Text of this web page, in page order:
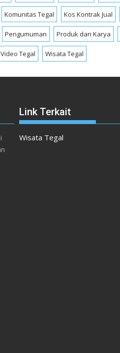
Komunitas Tegal Kos Kontrak Jual
Pengumuman Produk dan Karya
Video Tegal Wisata Tegal
Link Terkait
Wisata Tegal